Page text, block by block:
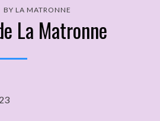
BY LA MATRONNE
La Matronne